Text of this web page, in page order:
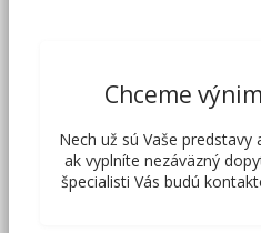
Chceme
Nech už sú Vaše
ak vyplníte nezáväzný
špecialisti Vás budú